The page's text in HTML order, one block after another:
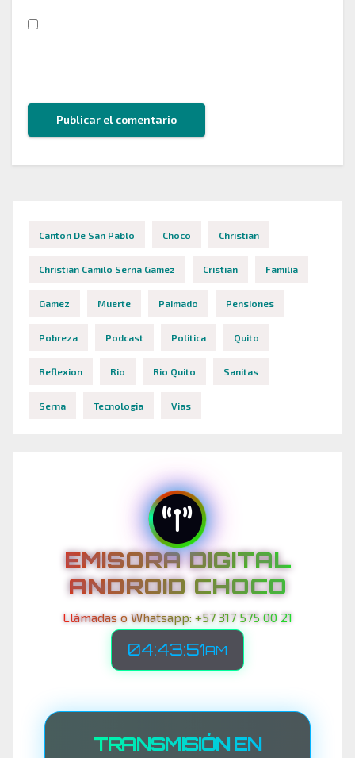
Canton De San Pablo Choco Christian
Christian Camilo Serna Gamez Cristian Familia
Gamez Muerte Paimado Pensiones
Pobreza Podcast Politica Quito
Reflexion Rio Rio Quito Sanitas
Serna Tecnologia Vias
EMISORA DIGITAL
ANDROID CHOCO
Llámadas o Whatsapp: +57 317 575 00 21
04:43:53AM
TRANSMISIÓN EN